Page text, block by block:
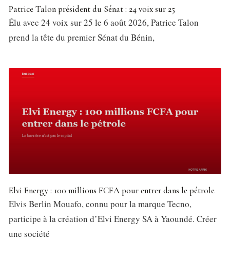
Patrice Talon président du Sénat : 24 voix sur 25
Élu avec 24 voix sur 25 le 6 août 2026, Patrice Talon
prend la tête du premier Sénat du Bénin,
Elvi Energy : 100 millions FCFA pour entrer dans le pétrole
Elvis Berlin Mouafo, connu pour la marque Tecno,
participe à la création d’Elvi Energy SA à Yaoundé. Créer
une société